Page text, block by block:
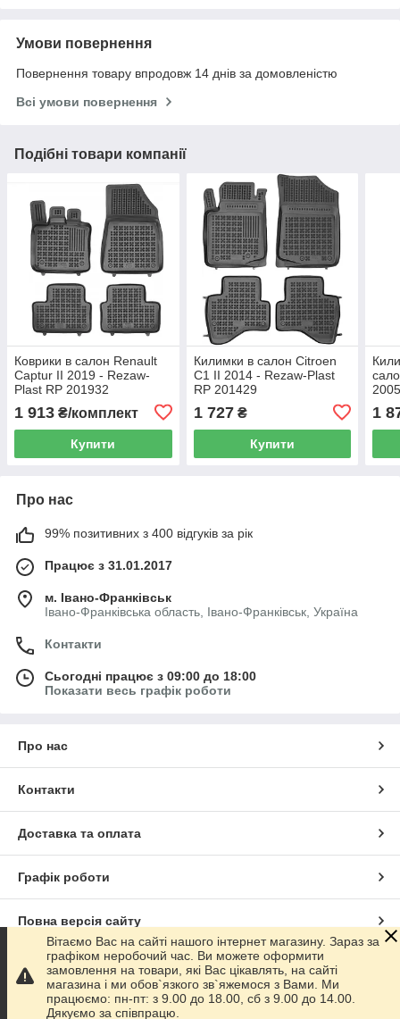
Умови повернення
Повернення товару впродовж 14 днів за домовленістю
Всі умови повернення
Подібні товари компанії
Коврики в салон Renault
Captur II 2019 - Rezaw-
Plast RP 201932
1 913 ₴/комплект
Купити
Килимки в салон Citroen
C1 II 2014 - Rezaw-Plast
RP 201429
1 727₴
Купити
1
Про нас
99% позитивних з 400 відгуків за рік
Працює з 31.01.2017
м. Івано-Франківськ
Івано-Франківська область, Івано-Франківськ, Україна
Контакти
Сьогодні працює з 09:00 до 18:00
Показати весь графік роботи
Про нас
Контакти
Доставка та оплата
Графік роботи
Повна версія сайту
Сайт створено на маркетплейсіProm.ua
Політика конфіденційності
Вітаємо Вас на сайті нашого інтернет магазину. Зараз за
графіком неробочий час. Ви можете оформити
замовлення на товари, які Вас цікавлять, на сайті
магазина і ми обов`язкого зв`яжемося з Вами. Ми
працюємо: пн-пт: з 9.00 до 18.00, сб з 9.00 до 14.00.
Дякуємо за співпрацю.